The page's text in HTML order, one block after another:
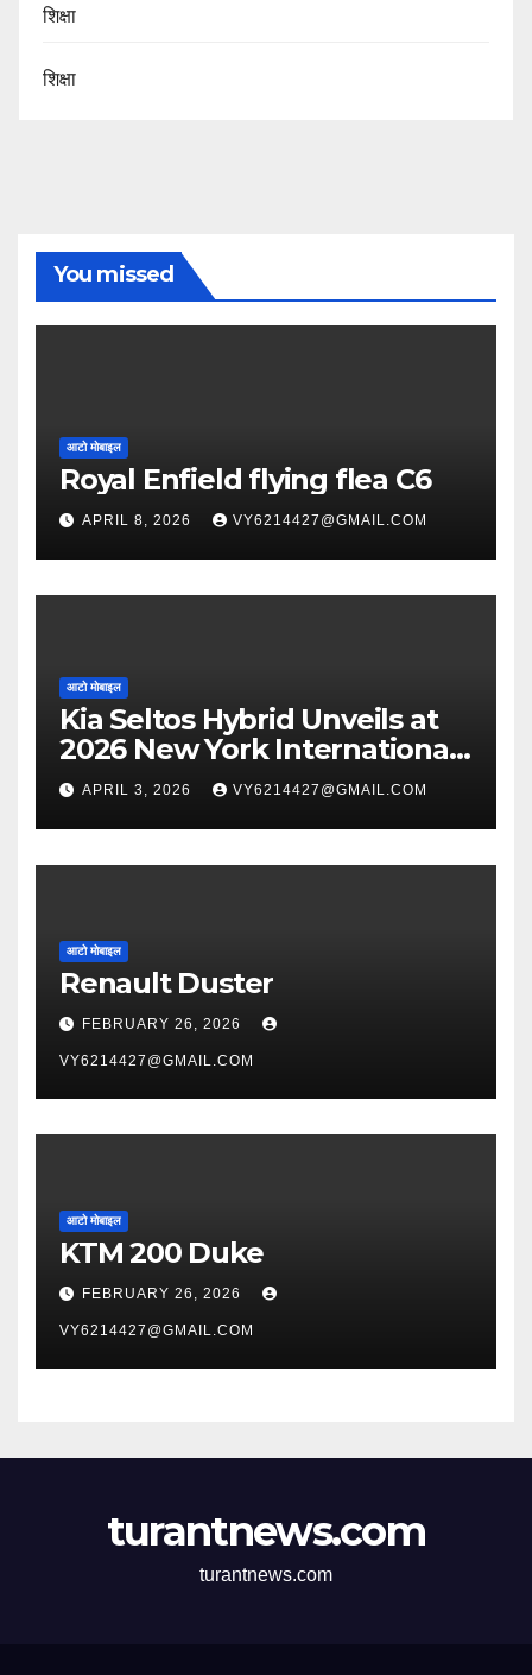
शिक्षा
शिक्षा
You missed
आटो मोबाइल
Royal Enfield flying flea C6
APRIL 8, 2026 VY6214427@GMAIL.COM
आटो मोबाइल
Kia Seltos Hybrid Unveils at
2026 New York International
Auto Show
APRIL 3, 2026 VY6214427@GMAIL.COM
आटो मोबाइल
Renault Duster
FEBRUARY 26, 2026
VY6214427@GMAIL.COM
आटो मोबाइल
KTM 200 Duke
FEBRUARY 26, 2026
VY6214427@GMAIL.COM
turantnews.com
turantnews.com